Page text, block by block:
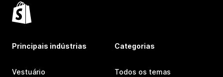
Principais indústrias
Vestuário
Categorias
Todos os temas